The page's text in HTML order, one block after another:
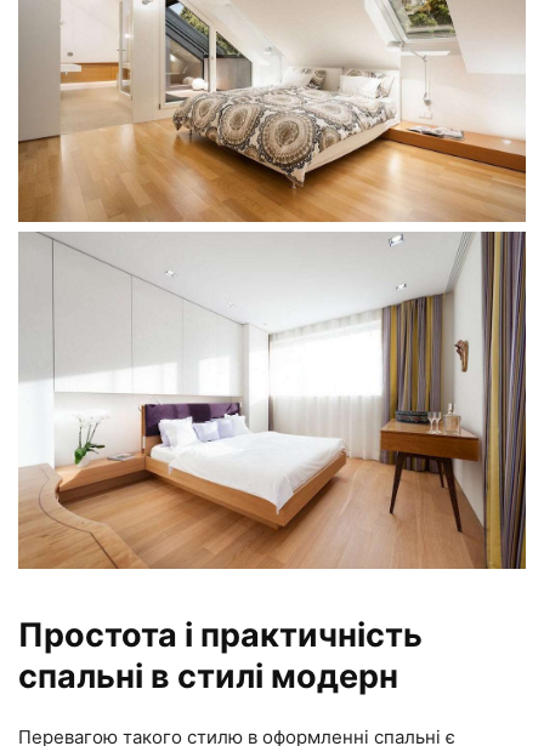
Простота і практичність
спальні в стилі модерн
Перевагою такого стилю в оформленні спальні є